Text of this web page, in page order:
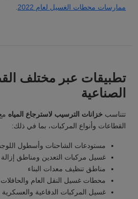
ممارسات محطات الغسيل لعام 2022
تطبيقات عبر مختلف
الصناعية
تتناسب خزانات الترسيب لاسترجاع المياه
القطاعات وأنواع المركبات، بما في ذلك:
مستودعات الشاحنات وأسطول
غسيل مركبات التعدين ومناطق
مناطق تنظيف معدات البناء
محطات غسيل النقل العام
غسيل المركبات الدفاعية والعسكرية